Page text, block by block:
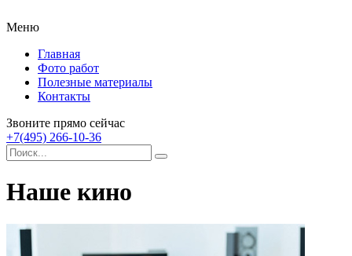
Меню
Главная
Фото работ
Полезные материалы
Контакты
Звоните прямо сейчас
+7(495) 266-10-36
Наше кино